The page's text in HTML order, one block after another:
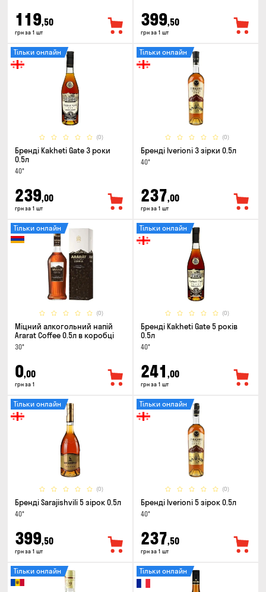
119,50
грн за 1 шт
399,50
грн за 1 шт
(0)
Тільки онлайн
Бренді Kakheti Gate 3 роки
0.5л
40°
239,00
грн за 1 шт
(0)
Тільки онлайн
Бренді Iverioni 3 зірки 0.5л
40°
237,00
грн за 1 шт
(0)
Тільки онлайн
Міцний алкогольний напій
Ararat Coffee 0.5л в коробці
30°
0,00
грн за 1
(0)
Тільки онлайн
Бренді Kakheti Gate 5 років
0.5л
40°
241 ,00
грн за 1 шт
(0)
Тільки онлайн
Бренді Sarajishvili 5 зірок 0.5л
40°
399,50
грн за 1 шт
(0)
Тільки онлайн
Бренді Iverioni 5 зірок 0.5л
40°
237,50
грн за 1 шт
Тільки онлайн Тільки онлайн